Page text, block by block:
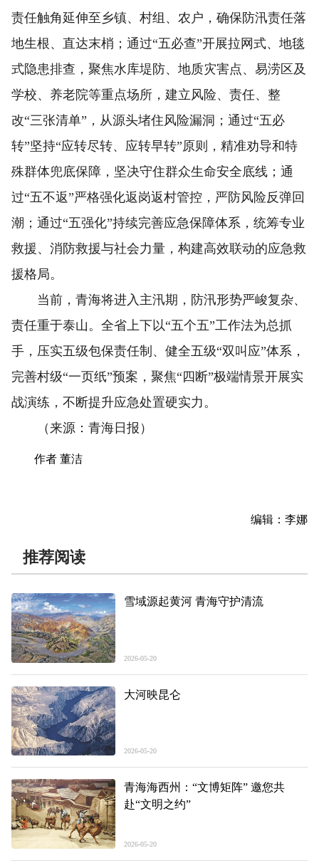
责任触角延伸至乡镇、村组、农户，确保防汛责任落
地生根、直达末梢；通过“五必查”开展拉网式、地毯
式隐患排查，聚焦水库堤防、地质灾害点、易涝区及
学校、养老院等重点场所，建立风险、责任、整
改“三张清单”，从源头堵住风险漏洞；通过“五必
转”坚持“应转尽转、应转早转”原则，精准劝导和特
殊群体兜底保障，坚决守住群众生命安全底线；通
过“五不返”严格强化返岗返村管控，严防风险反弹回
潮；通过“五强化”持续完善应急保障体系，统筹专业
救援、消防救援与社会力量，构建高效联动的应急救
援格局。
当前，青海将进入主汛期，防汛形势严峻复杂、
责任重于泰山。全省上下以“五个五”工作法为总抓
手，压实五级包保责任制、健全五级“双叫应”体系，
完善村级“一页纸”预案，聚焦“四断”极端情景开展实
战演练，不断提升应急处置硬实力。
（来源：青海日报）
作者 董洁
编辑：李娜
推荐阅读
雪域源起黄河 青海守护清流
2026-05-20
大河映昆仑
2026-05-20
青海海西州：“文博矩阵” 邀您共
赴“文明之约”
2026-05-20